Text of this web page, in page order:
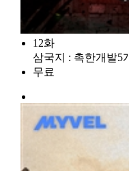
12화
삼국지 : 촉한개발5
무료